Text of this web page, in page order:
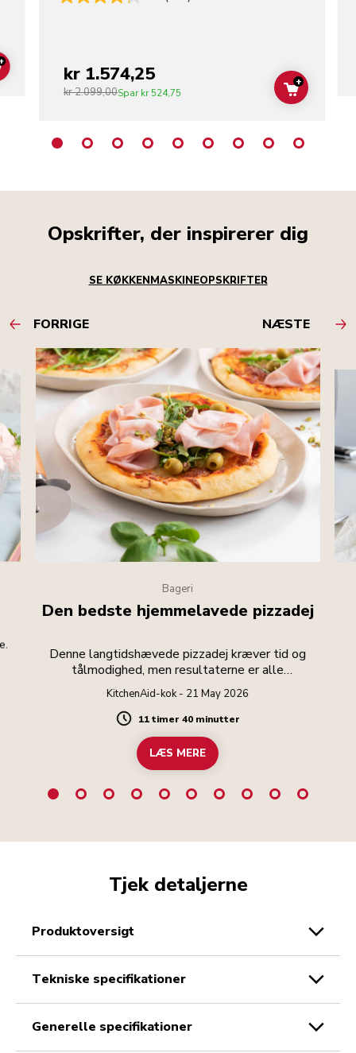
ADD TO CARTkr 1.574,25
kr 2.099,00Spar kr 524,75 ADD TO
+
Opskrifter, der inspirerer dig
SE KØKKENMASKINEOPSKRIFTER
FORRIGE NÆSTE
Bageri
Den bedste hjemmelavede pizzadej
Denne langtidshævede pizzadej kræver tid og
tålmodighed, men resultaterne er alle
anstrengelserne værd.
KitchenAid-kok - 21 May 2026
Duration
11 timer 40 minutter
LÆS MERE
Tjek detaljerne
produktoversigt
tekniske specifikationer
generelle specifikationer